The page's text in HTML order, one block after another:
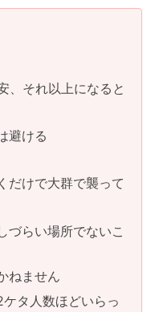
、それ以上になると
避ける
だけで大群で襲って
づらい場所でないこ
ねません
タ人数ほどいらっ